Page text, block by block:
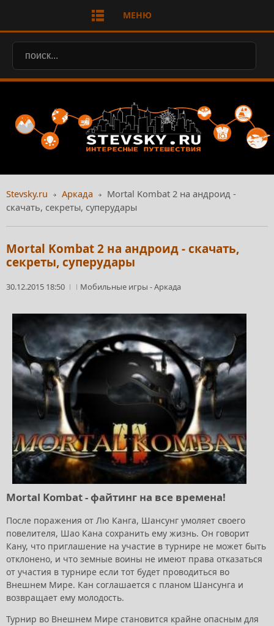
МЕНЮ
Stevsky.ru Аркада
Mortal Kombat 2 на андроид -
скачать, секреты, суперудары
Mortal Kombat 2 на андроид - скачать,
секреты, суперудары
30.12.2015 18:50 Мобильные игры -Аркада
Mortal Kombat - файтинг на все времена!
После поражения от Лю Канга, Шансунг умоляет своего
повелителя, Шао Кана сохранить ему жизнь. Он говорит
Кану, что приглашение на участие в турнире не может быть
отклонено, и что земные воины не имеют права отказаться
от участия в турнире если тот будет проводиться во
Внешнем Мире. Кан соглашается с планом Шансунга и
возвращает ему молодость.
Турнир во Внешнем Мире становится крайне опасным для